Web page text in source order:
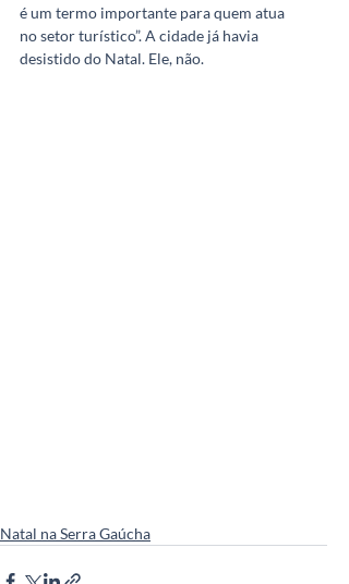
é um termo importante para quem atua
no setor turístico”. A cidade já havia
desistido do Natal. Ele, não.
Natal na Serra Gaúcha